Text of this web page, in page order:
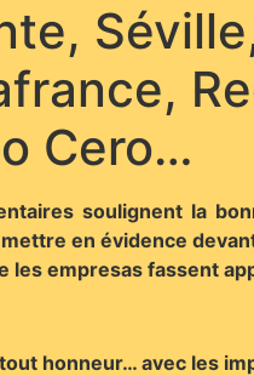
Cero…
soulignent la
en évidence
les empresas fassent
honneur… avec les